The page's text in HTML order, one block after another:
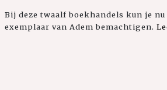
Bij deze twaalf boekhandels kun je
exemplaar van Adem bemachtigen.